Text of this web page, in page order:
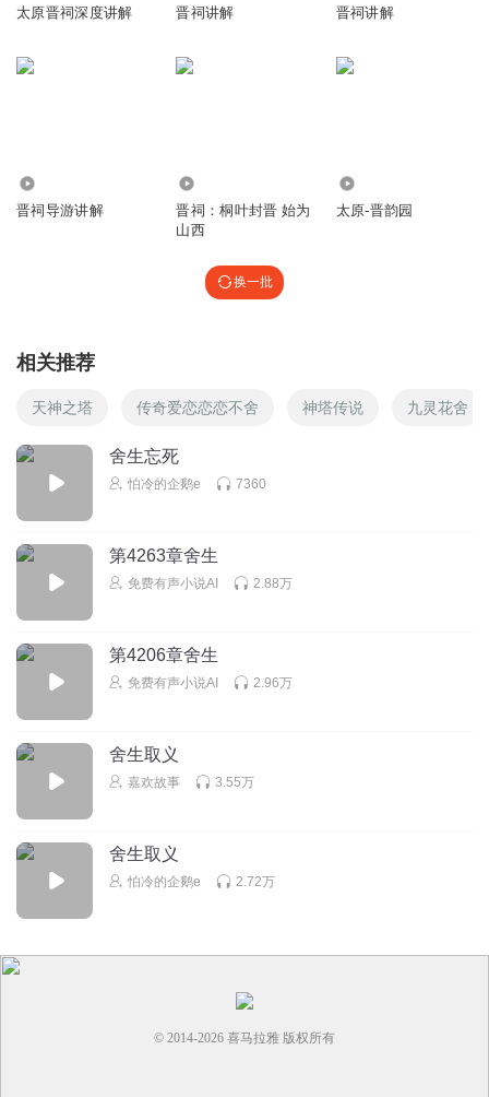
太原晋祠深度讲解 晋祠讲解 晋祠讲解
晋祠导游讲解
晋祠：桐叶封晋 始为
山西
太原-晋韵园
换一批
相关推荐
天神之塔 传奇爱恋恋恋不舍 神塔传说 九灵花舍
舍生忘死
怕冷的企鹅e 7360
第4263章舍生
免费有声小说AI 2.88万
第4206章舍生
免费有声小说AI 2.96万
舍生取义
嘉欢故事 3.55万
舍生取义
怕冷的企鹅e 2.72万
© 2014-2026 喜马拉雅 版权所有